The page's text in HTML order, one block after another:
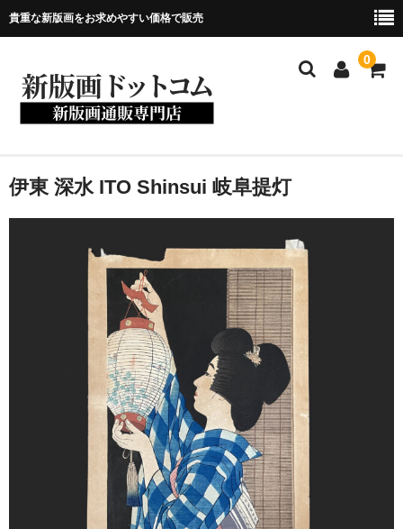
貴重な新版画をお求めやすい価格で販売
0
ホーム
当店について
新版画について
お問い合わせ
伊東 深水 ITO Shinsui 岐阜提灯